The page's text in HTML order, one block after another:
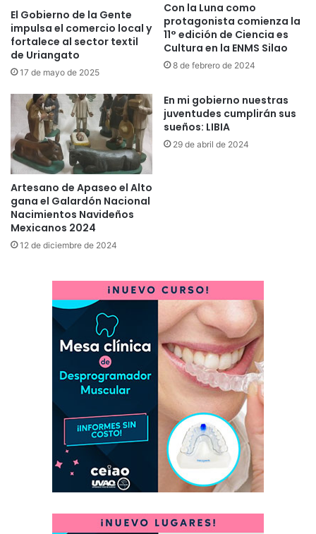
El Gobierno de la Gente
impulsa el comercio local y
fortalece al sector textil
de Uriangato
17 de mayo de 2025
Con la Luna como
protagonista comienza la
11° edición de Ciencia es
Cultura en la ENMS Silao
8 de febrero de 2024
Artesano de Apaseo el Alto
gana el Galardón Nacional
Nacimientos Navideños
Mexicanos 2024
12 de diciembre de 2024
En mi gobierno nuestras
juventudes cumplirán sus
sueños: LIBIA
29 de abril de 2024